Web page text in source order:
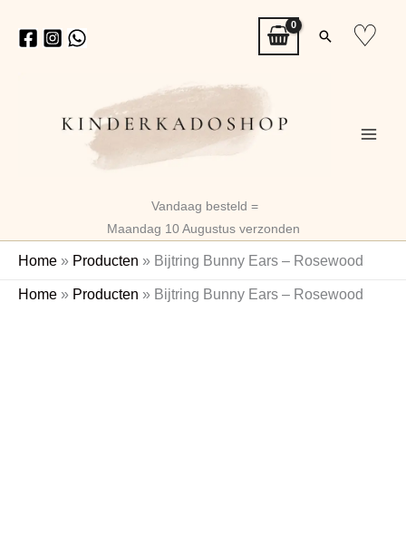
naar
Zoeken
♡
Vandaag besteld =
Maandag 10 Augustus verzonden
Home » Producten » Bijtring Bunny Ears – Rosewood
Home » Producten » Bijtring Bunny Ears – Rosewood
Oorspronkelijke
Huidige
Bijtring